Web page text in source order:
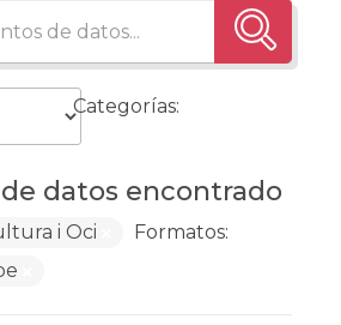
datos encontrado
Categorías:
i Oci
Formatos: